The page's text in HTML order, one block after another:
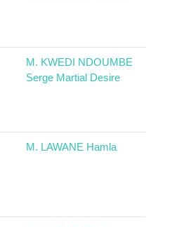
M. KWEDI NDOUMBE
Serge Martial Desire
M. LAWANE Hamla